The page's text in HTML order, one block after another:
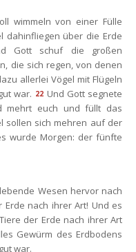
wimmeln von einer Fülle
dahinfliegen über die Erde
Gott schuf die großen
die sich regen, von denen
allerlei Vögel mit Flügeln
war. 22 Und Gott segnete
mehrt euch und füllt das
sollen sich mehren auf der
wurde Morgen: der fünfte
Wesen hervor nach
nach ihrer Art! Und es
der Erde nach ihrer Art
Gewürm des Erdbodens
war.